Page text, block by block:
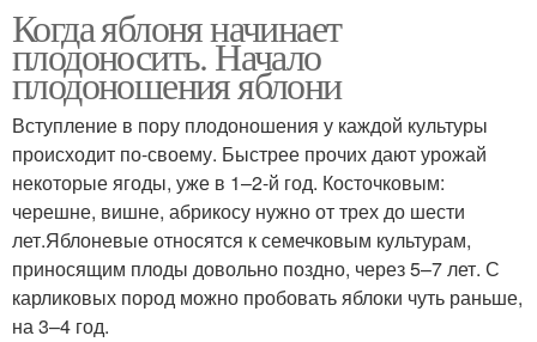
Когда яблоня начинает
плодоносить. Начало
плодоношения яблони
Вступление в пору плодоношения у каждой культуры
происходит по-своему. Быстрее прочих дают урожай
некоторые ягоды, уже в 1–2-й год. Косточковым:
черешне, вишне, абрикосу нужно от трех до шести
лет.Яблоневые относятся к семечковым культурам,
приносящим плоды довольно поздно, через 5–7 лет. С
карликовых пород можно пробовать яблоки чуть раньше,
на 3–4 год.